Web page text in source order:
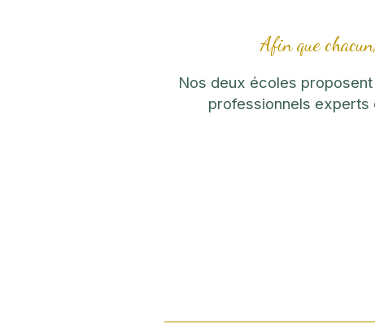
Afin que
Nos deux écoles
professionnels experts